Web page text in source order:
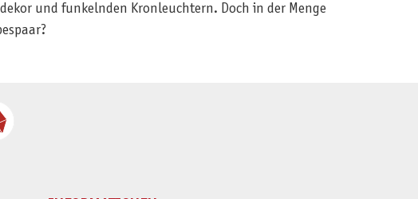
und funkelnden Kronleuchtern. Doch in der Menge